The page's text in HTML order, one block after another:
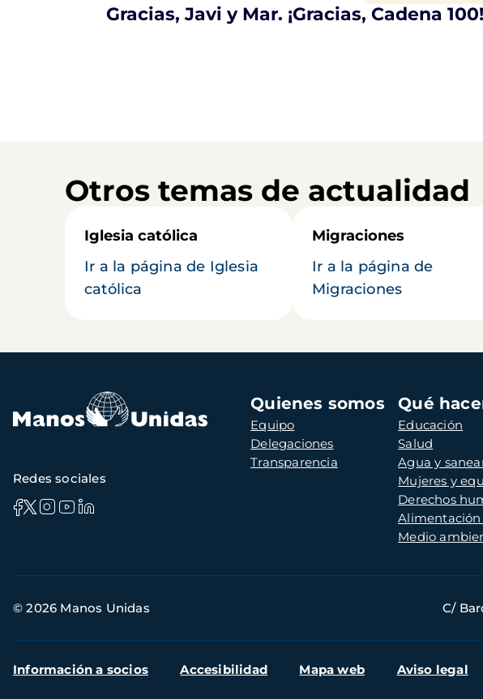
Gracias, Javi y Mar. ¡Gracias, Cadena 100!
Otros temas de actualidad
Iglesia católica
Ir a la página de Iglesia
católica
Migraciones
Ir a la página de
Migraciones
Navegación
principal
Quienes somos
Equipo
Delegaciones
Transparencia
Qué
Educación
Salud
Agua y
Mujeres y
Derechos
Alimentación
Medio
Redes sociales
de
© 2026 Manos Unidas C/
Menú
Información a socios Accesibilidad Mapa web Aviso legal